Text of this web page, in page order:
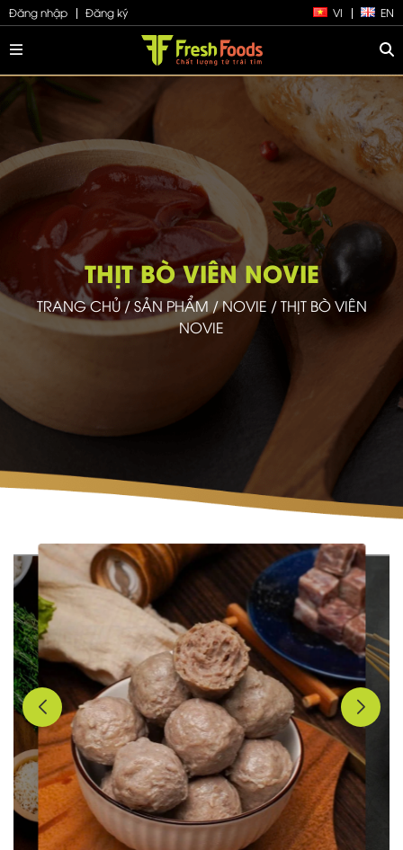
Đăng nhập Đăng ký VI EN
THỊT BÒ VIÊN NOVIE
TRANG CHỦ / SẢN PHẨM /NOVIE / THỊT BÒ VIÊN
NOVIE